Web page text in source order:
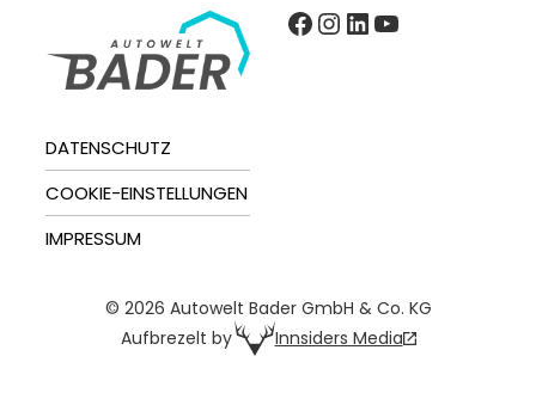
Facebook
Instagram
LinkedIn
YouTube
DATENSCHUTZ
COOKIE-EINSTELLUNGEN
IMPRESSUM
© 2026 Autowelt Bader GmbH & Co. KG
Aufbrezelt by
Innsiders Media